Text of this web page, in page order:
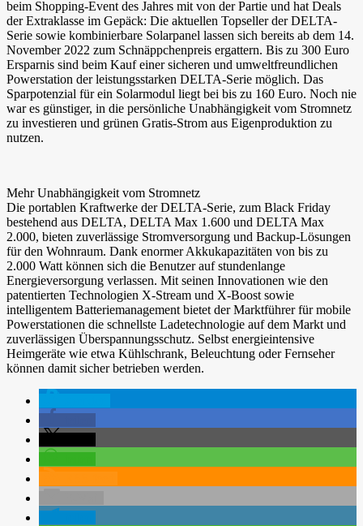
beim Shopping-Event des Jahres mit von der Partie und hat Deals
der Extraklasse im Gepäck: Die aktuellen Topseller der DELTA-
Serie sowie kombinierbare Solarpanel lassen sich bereits ab dem 14.
November 2022 zum Schnäppchenpreis ergattern. Bis zu 300 Euro
Ersparnis sind beim Kauf einer sicheren und umweltfreundlichen
Powerstation der leistungsstarken DELTA-Serie möglich. Das
Sparpotenzial für ein Solarmodul liegt bei bis zu 160 Euro. Noch nie
war es günstiger, in die persönliche Unabhängigkeit vom Stromnetz
zu investieren und grünen Gratis-Strom aus Eigenproduktion zu
nutzen.
Mehr Unabhängigkeit vom Stromnetz
Die portablen Kraftwerke der DELTA-Serie, zum Black Friday
bestehend aus DELTA, DELTA Max 1.600 und DELTA Max
2.000, bieten zuverlässige Stromversorgung und Backup-Lösungen
für den Wohnraum. Dank enormer Akkukapazitäten von bis zu
2.000 Watt können sich die Benutzer auf stundenlange
Energieversorgung verlassen. Mit seinen Innovationen wie den
patentierten Technologien X-Stream und X-Boost sowie
intelligentem Batteriemanagement bietet der Marktführer für mobile
Powerstationen die schnellste Ladetechnologie auf dem Markt und
zuverlässigen Überspannungsschutz. Selbst energieintensive
Heimgeräte wie etwa Kühlschrank, Beleuchtung oder Fernseher
können damit sicher betrieben werden.